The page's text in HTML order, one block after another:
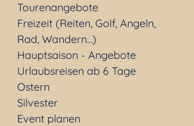
Tourenangebote
Freizeit (Reiten, Golf, Angeln,
Rad, Wandern...)
Hauptsaison - Angebote
Urlaubsreisen ab 6 Tage
Ostern
Silvester
Event planen